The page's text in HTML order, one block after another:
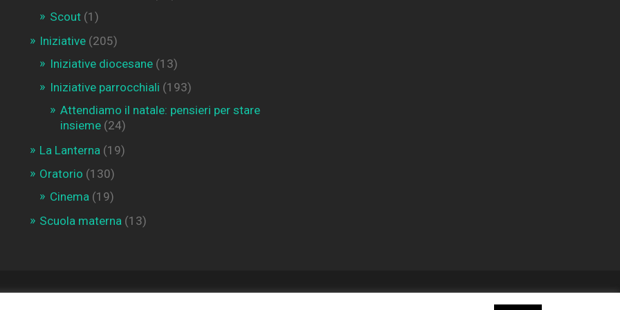
Scout(1)
Iniziative(205)
Iniziative diocesane(13)
Iniziative parrocchiali (193)
Attendiamo il natale: pensieri per stare
insieme(24)
La Lanterna(19)
Oratorio (130)
Cinema(19)
Scuola materna(13)